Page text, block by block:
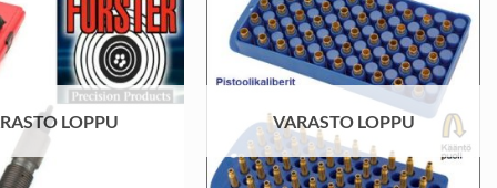
LOPPU VARASTO LOPPU